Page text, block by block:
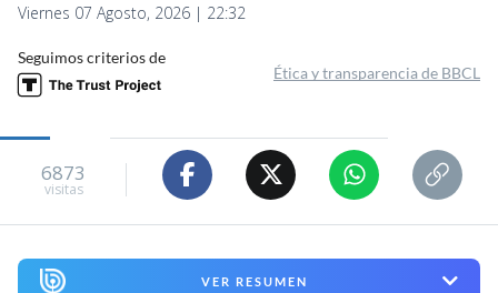
Viernes 07 Agosto, 2026 | 22:32
Seguimos criterios de
Ética y transparencia de BBCL
6873
visitas
VER RESUMEN